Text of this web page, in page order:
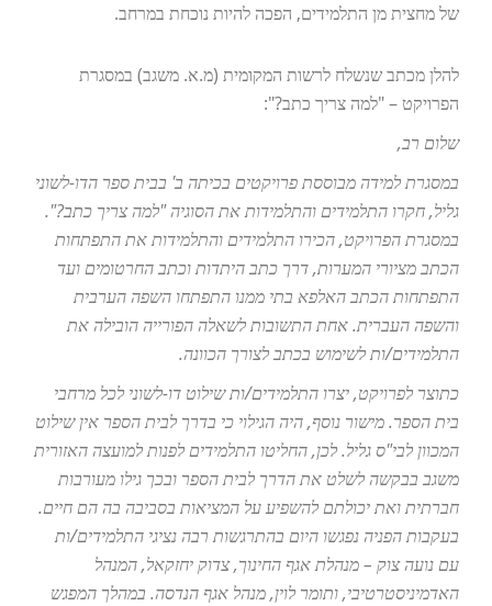
של מחצית מן התלמידים, הפכה להיות נוכחת במרחב.
להלן מכתב שנשלח לרשות המקומית (מ.א. משגב) במסגרת
הפרויקט – "למה צריך כתב?":
שלום רב,
במסגרת למידה מבוססת פרויקטים בכיתה ב' בבית ספר הדו-לשוני
גליל, חקרו התלמידים והתלמידות את הסוגיה "למה צריך כתב?".
במסגרת הפרויקט, הכירו התלמידים והתלמידות את התפתחות
הכתב מציורי המערות, דרך כתב היתדות וכתב החרטומים ועד
התפתחות הכתב האלפא בתי ממנו התפתחו השפה הערבית
והשפה העברית. אחת התשובות לשאלה הפורייה הובילה את
התלמידים/ות לשימוש בכתב לצורך הכוונה.
כתוצר לפרויקט, יצרו התלמידים/ות שילוט דו-לשוני לכל מרחבי
בית הספר. מישור נוסף, היה הגילוי כי בדרך לבית הספר אין שילוט
המכוון לבי"ס גליל. לכן, החליטו התלמידים לפנות למועצה האזורית
משגב בבקשה לשלט את הדרך לבית הספר ובכך גילו מעורבות
חברתית ואת יכולתם להשפיע על המציאות בסביבה בה הם חיים.
בעקבות הפניה נפגשו היום בהתרגשות רבה נציגי התלמידים/ות
עם נועה צוק – מנהלת אגף החינוך,צדוק יחזקאל, המנהל
האדמיניסטרטיבי, ותומר לוין, מנהל אגף הנדסה. במהלך המפגש